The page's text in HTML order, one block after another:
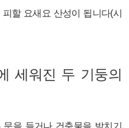
할 요새요 산성이 됩니다(시
세워진 두 기둥의
을 들거나 건축물을 받치기